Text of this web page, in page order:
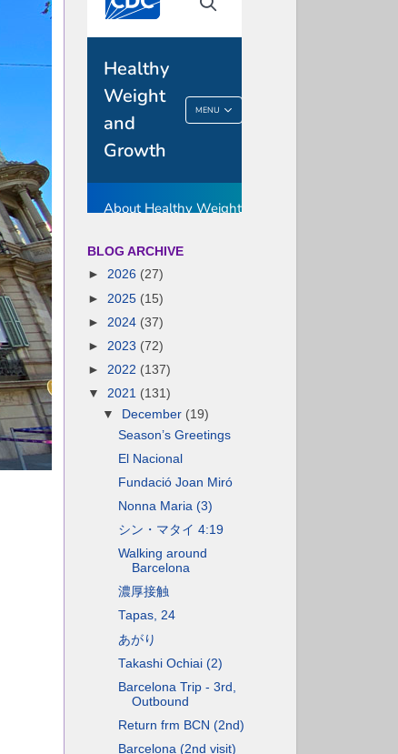
BLOG ARCHIVE
► 2026 (27)
► 2025 (15)
► 2024 (37)
► 2023 (72)
► 2022 (137)
▼ 2021 (131)
▼
December (19)
Season’s Greetings
El Nacional
Fundació Joan Miró
Nonna Maria (3)
シン・マタイ 4:19
Walking around
Barcelona
濃厚接触
Tapas, 24
あがり
Takashi Ochiai (2)
Barcelona Trip - 3rd,
Outbound
Return frm BCN (2nd)
Barcelona (2nd visit)